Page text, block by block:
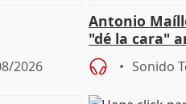
de
2026
Antonio
"dé la cara"
acoso del
Sonido